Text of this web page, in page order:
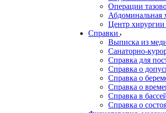
Операции
Абдоминальная
Центр
Справки
Выписка из
Санаторно-
Справка для
Справка о
Справка о
Справка о
Справка в
Справка о